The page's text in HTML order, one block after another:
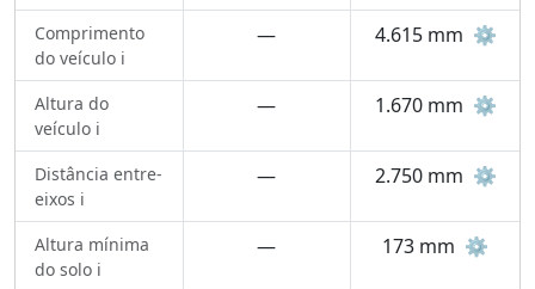
Comprimento
do veículo ℹ️
— 4.615 mm ⚙️
Altura do
veículo ℹ️
— 1.670 mm ⚙️
Distância entre-
eixos ℹ️
— 2.750 mm ⚙️
Altura mínima
do solo ℹ️
— 173 mm ⚙️